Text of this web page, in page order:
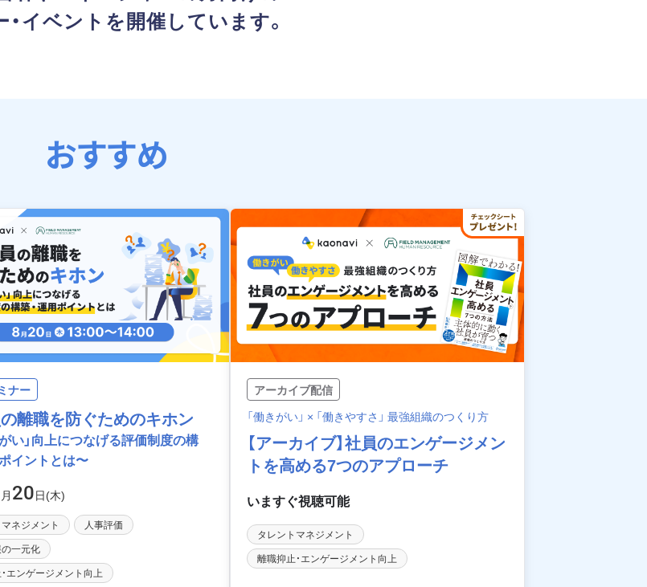
イベントを開催しています。
おすすめ
ナー
離職を防ぐためのキホン
い」向上につなげる評価制度の構
イントとは〜
月 20日(木)
ネジメント
人事評価
一元化
エンゲージメント向上
アーカイブ配信
「働きがい」 × 「働きやすさ」 最強組織のつくり方
【アーカイブ】社員のエンゲージメン
トを高める7つのアプローチ
タレントマネジメント
離職抑止・エンゲージメント向上